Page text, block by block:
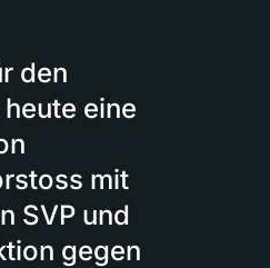
den
eine
mit
SVP und
gegen